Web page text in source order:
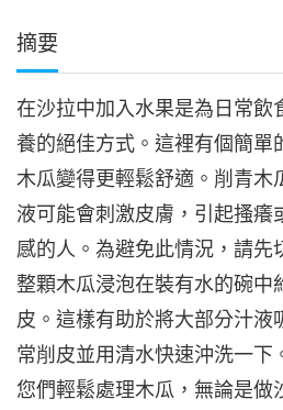
摘要
在沙拉中加入水果是為日常飲
養的絕佳方式。這裡有個簡單
木瓜變得更輕鬆舒適。削青木
液可能會刺激皮膚，引起搔癢
感的人。為避免此情況，請先
整顆木瓜浸泡在裝有水的碗中
皮。這樣有助於將大部分汁液
常削皮並用清水快速沖洗一下
您們輕鬆處理木瓜，無論是做